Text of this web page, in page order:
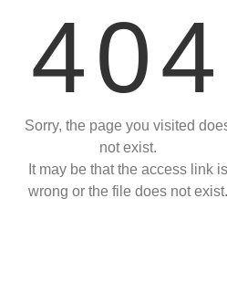
404
Sorry, the page you visited
not exist.
It may be that the access link is
wrong or the file does not exist.